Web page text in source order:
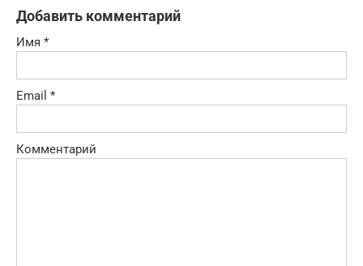
Добавить комментарий
Имя *
Email *
Комментарий